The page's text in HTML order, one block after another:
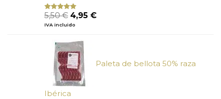
Valorado
con
de
5
5,50€ El
precio
era:
5,50 €.
4,95 €El
IVA incluido
Paleta de bellota 50% raza
Ibérica